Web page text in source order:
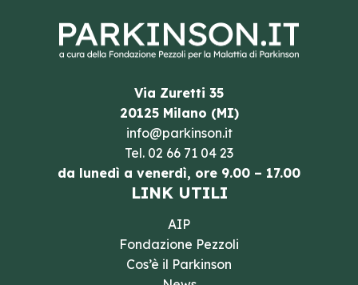
Via Zuretti 35
20125 Milano (MI)
info@parkinson.it
Tel. 02 66 71 04 23
da lunedì a venerdì, ore 9.00 – 17.00
LINK UTILI
AIP
Fondazione Pezzoli
Cos’è il Parkinson